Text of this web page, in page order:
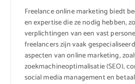
Freelance online marketing biedt
en expertise die ze nodig hebben,
verplichtingen van een vast
freelancers zijn vaak
aspecten van online marketing,
zoekmachineoptimalisatie (SEO),
social media management en